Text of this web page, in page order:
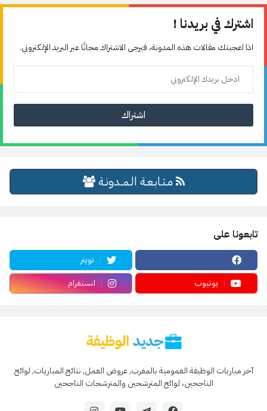
اشترك في بريدنا !
اذا اعجبتك مقالات هذه المدونة، فيرجى الاشتراك مجانًا عبر البريد الإلكتروني.
مـتـابـعـة الـمــدونـة
تابعونا على
تويتر
يوتيوب
انستغرام
آخر مباريات الوظيفة العمومية بالمغرب, عروض العمل, نتائج المباريات, لوائح
الناجحين، لوائح المترشحين والمترشحات الناجحين